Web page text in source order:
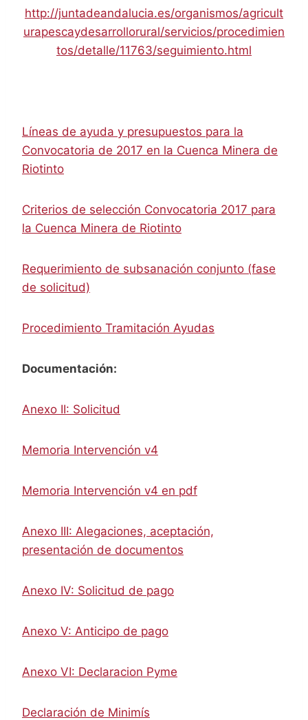
http://juntadeandalucia.es/organismos/agricult
urapescaydesarrollorural/servicios/procedimien
tos/detalle/11763/seguimiento.html
Líneas de ayuda y presupuestos para la
Convocatoria de 2017 en la Cuenca Minera de
Riotinto
Criterios de selección Convocatoria 2017 para
la Cuenca Minera de Riotinto
Requerimiento de subsanación conjunto (fase
de solicitud)
Procedimiento Tramitación Ayudas
Documentación:
Anexo II: Solicitud
Memoria Intervención v4
Memoria Intervención v4 en pdf
Anexo III: Alegaciones, aceptación,
presentación de documentos
Anexo IV: Solicitud de pago
Anexo V: Anticipo de pago
Anexo VI: Declaracion Pyme
Declaración de Minimís